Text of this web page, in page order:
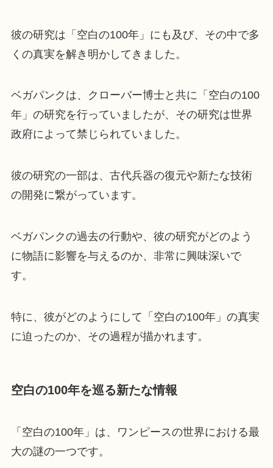
彼の研究は「空白の100年」にも及び、その中で多
くの真実を解き明かしてきました。
ベガパンクは、クローバー博士と共に「空白の100
年」の研究を行っていましたが、その研究は世界
政府によって禁じられていました。
彼の研究の一部は、古代兵器の復元や新たな技術
の開発に繋がっています。
ベガパンクの過去の行動や、彼の研究がどのよう
に物語に影響を与えるのか、非常に興味深いで
す。
特に、彼がどのようにして「空白の100年」の真実
に迫ったのか、その過程が描かれます。
空白の100年を巡る新たな情報
「空白の100年」は、ワンピースの世界における最
大の謎の一つです。